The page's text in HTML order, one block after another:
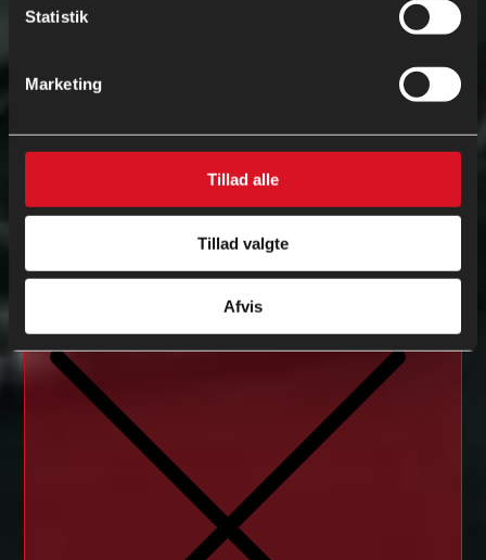
Statistik
Marketing
Tillad alle
Tillad valgte
Afvis